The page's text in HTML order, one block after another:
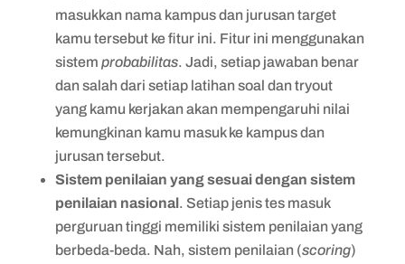
masukkan nama kampus dan jurusan target
kamu tersebut ke fitur ini. Fitur ini menggunakan
sistem probabilitas. Jadi, setiap jawaban benar
dan salah dari setiap latihan soal dan tryout
yang kamu kerjakan akan mempengaruhi nilai
kemungkinan kamu masuk ke kampus dan
jurusan tersebut.
Sistem penilaian yang sesuai dengan sistem
penilaian nasional. Setiap jenis tes masuk
perguruan tinggi memiliki sistem penilaian yang
berbeda-beda. Nah, sistem penilaian (scoring)